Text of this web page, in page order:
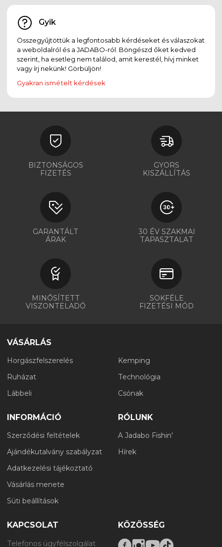
Gyik
Összegyűjtöttük a legfontosabb kérdéseket és válaszokat
a weboldalról és a JADABO-ról. Böngészd őket kedved
szerint, ha esetleg nem találod, amit kerestél, hívj minket
vagy írj nekünk! Görbüljön!
Gyakran ismételt kérdések
BIZTONSÁGOS
FIZETÉS
GYORS
KISZÁLLÍTÁS
GARANTÁLT
ÁRAK
30 ÉV SZAKMAI
TAPASZTALAT
MINŐSÍTETT
VISZONTELADÓ
SOKFÉLE
FIZETÉSI MÓD
VÁSÁRLÁS
Horgászfelszerelés
Ruházat
Lábbeli
Kemping
Technológia
Csónak
INFORMÁCIÓ
Szerződési feltételek
Ajándékutalvány szabályzat
Adatkezelési tájékoztató
Vásárlás menete
Süti beállítások
RÓLUNK
A Jadabo Fishin'
Hírek
KAPCSOLAT
Telefonos ügyfélszolgálat
KÖZÖSSÉG